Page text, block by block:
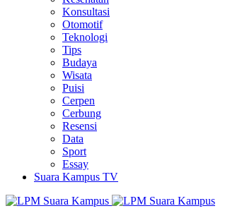
Konsultasi
Otomotif
Teknologi
Tips
Budaya
Wisata
Puisi
Cerpen
Cerbung
Resensi
Data
Sport
Essay
Suara Kampus TV